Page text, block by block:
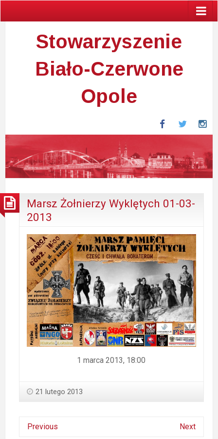
Stowarzyszenie
Biało-Czerwone
Opole
FacebookTwitter
Marsz Żołnierzy Wyklętych 01-03-
2013
1 marca 2013, 18:00
21 lutego 2013
Previous Next